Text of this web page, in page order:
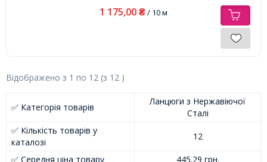
1 175,00 ₴/ 10 м
Відображено з 1 по 12 (з 12 )
✅ Категорія товарів
Ланцюги з Нержавіючої
Сталі
✅ Кількість товарів у
каталозі
12
✅ Середня ціна товару
445.29 грн.